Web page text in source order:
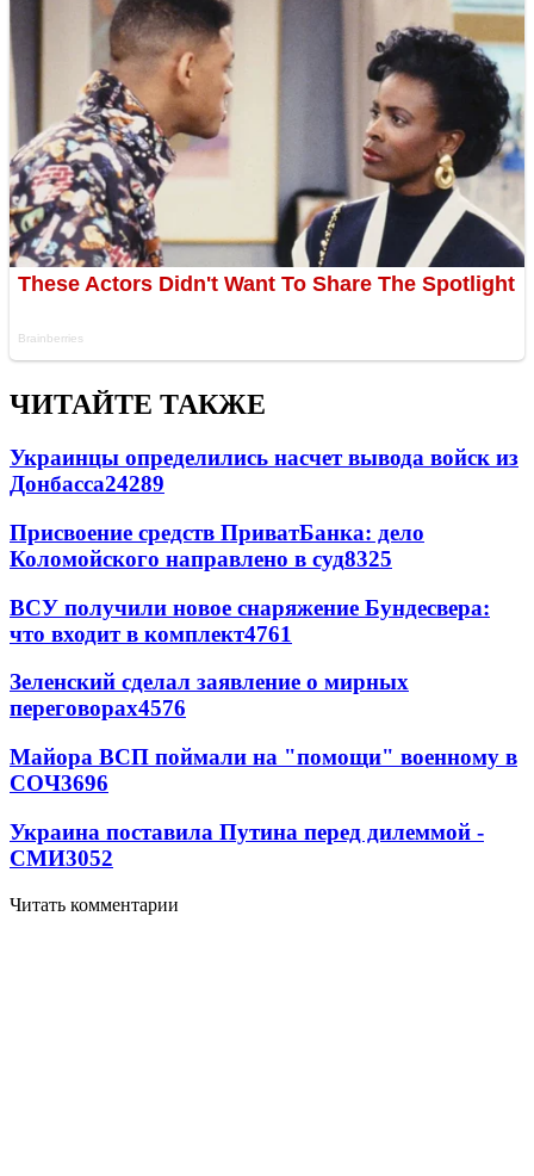
ЧИТАЙТЕ ТАКЖЕ
Украинцы определились насчет вывода войск из
Донбасса24289
Присвоение средств ПриватБанка: дело
Коломойского направлено в суд8325
ВСУ получили новое снаряжение Бундесвера:
что входит в комплект4761
Зеленский сделал заявление о мирных
переговорах4576
Майора ВСП поймали на "помощи" военному в
СОЧ3696
Украина поставила Путина перед дилеммой -
СМИ3052
Читать комментарии